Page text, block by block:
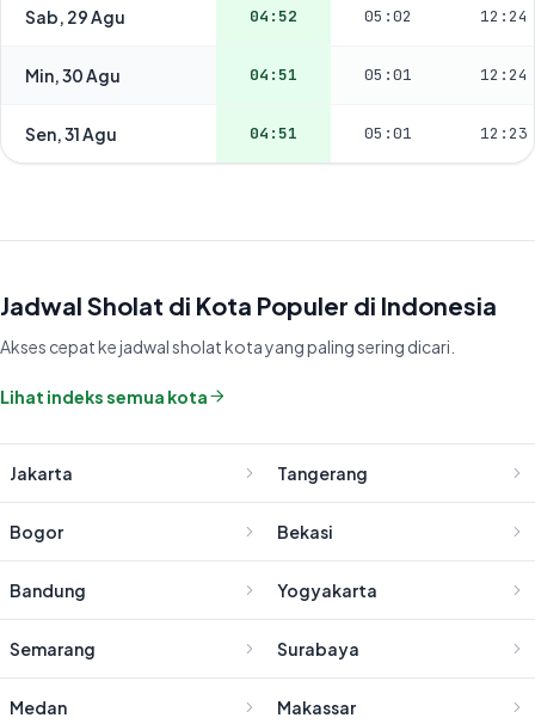
Sab, 29 Agu 04:52 05:02 12:24
Min, 30 Agu 04:51 05:01 12:24
Sen, 31 Agu 04:51 05:01 12:23
Jadwal Sholat di Kota Populer di Indonesia
Akses cepat ke jadwal sholat kota yang paling sering dicari.
Lihat indeks semua kota
Jakarta Tangerang
Bogor Bekasi
Bandung Yogyakarta
Semarang Surabaya
Medan Makassar